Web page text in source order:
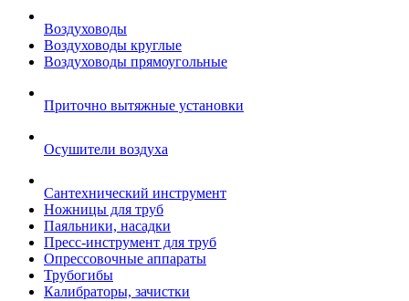
Воздуховоды
Воздуховоды круглые
Воздуховоды прямоугольные
Приточно вытяжные установки
Осушители воздуха
Сантехнический инструмент
Ножницы для труб
Паяльники, насадки
Пресс-инструмент для труб
Опрессовочные аппараты
Трубогибы
Калибраторы, зачистки